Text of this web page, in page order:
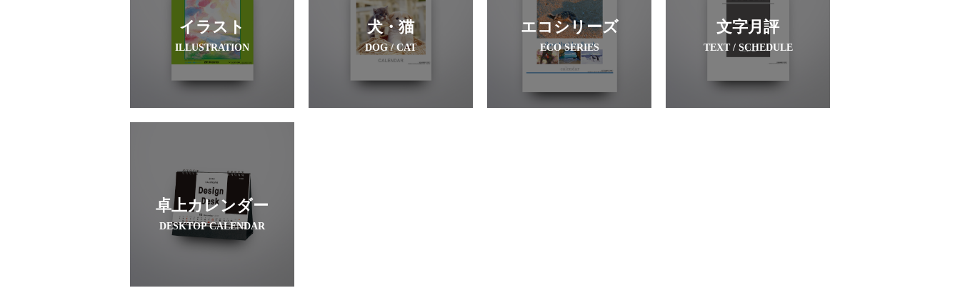
イラスト
ILLUSTRATION
犬・猫
DOG / CAT
エコシリーズ
ECO SERIES
文字月評
TEXT / SCHEDULE
卓上カレンダー
DESKTOP CALENDAR